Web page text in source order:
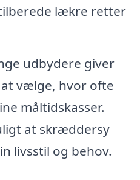
lækre retter
udbydere giver
vælge, hvor ofte
måltidskasser.
at skræddersy
livsstil og behov.